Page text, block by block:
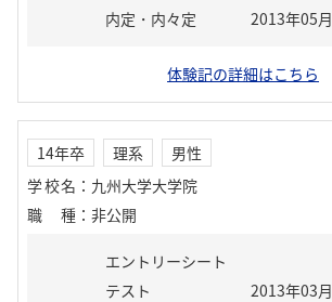
内定・内々定
2013年05月
体験記の詳細はこちら
14年卒 理系
男性
学校名 ： 九州大学大学院
職種 ： 非公開
エントリーシート
テスト
2013年03月